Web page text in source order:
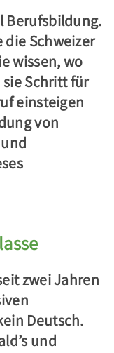
Berufsbildung.
die Schweizer
wissen, wo
Schritt für
einsteigen
von
zwei Jahren
Deutsch.
und